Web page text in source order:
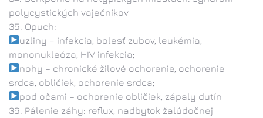
polycystických vaječníkov
Opuch:
uzliny – infekcia, bolesť zubov, leukémia,
mononukleóza, HIV infekcia;
nohy – chronické žilové ochorenie, ochorenie
srdca, obličiek, ochorenie srdca;
pod očami – ochorenie obličiek, zápaly dutín
Pálenie záhy: reflux, nadbytok žalúdočnej